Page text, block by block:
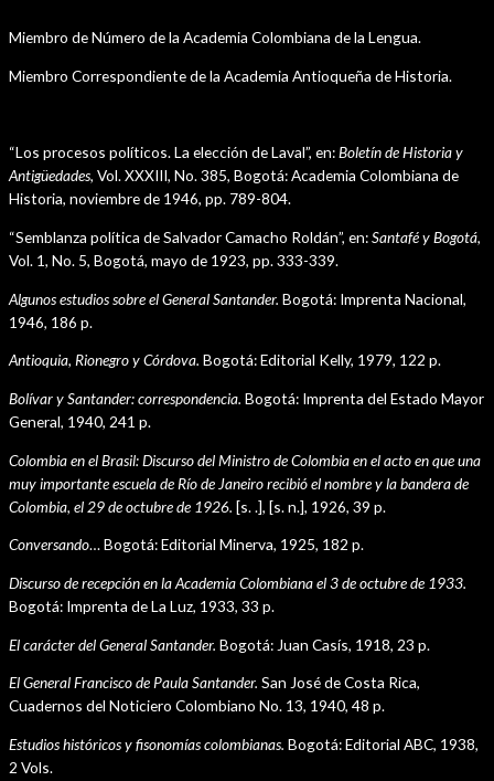
Miembro de Número de la Academia Colombiana de la Lengua.
Miembro Correspondiente de la Academia Antioqueña de Historia.
“Los procesos políticos. La elección de Laval”, en:Boletín de Historia y
Antigüedades, Vol. XXXIII, No. 385, Bogotá: Academia Colombiana de
Historia, noviembre de 1946, pp. 789-804.
“Semblanza política de Salvador Camacho Roldán”, en:Santafé y Bogotá,
Vol. 1, No. 5, Bogotá, mayo de 1923, pp. 333-339.
Algunos estudios sobre el General Santander. Bogotá: Imprenta Nacional,
1946, 186 p.
Antioquia, Rionegro y Córdova. Bogotá: Editorial Kelly, 1979, 122 p.
Bolívar y Santander: correspondencia. Bogotá: Imprenta del Estado Mayor
General, 1940, 241 p.
Colombia en el Brasil: Discurso del Ministro de Colombia en el acto en que una
muy importante escuela de Río de Janeiro recibió el nombre y la bandera de
Colombia, el 29 de octubre de 1926. [s. .], [s. n.], 1926, 39 p.
Conversando… Bogotá: Editorial Minerva, 1925, 182 p.
Discurso de recepción en la Academia Colombiana el 3 de octubre de 1933.
Bogotá: Imprenta de La Luz, 1933, 33 p.
El carácter del General Santander. Bogotá: Juan Casís, 1918, 23 p.
El General Francisco de Paula Santander. San José de Costa Rica,
Cuadernos del Noticiero Colombiano No. 13, 1940, 48 p.
Estudios históricos y fisonomías colombianas. Bogotá: Editorial ABC, 1938,
2 Vols.